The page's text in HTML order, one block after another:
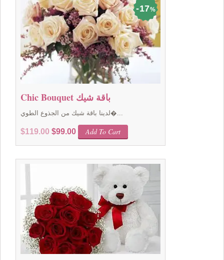
17%
Chic Bouquet باقة شيك
لدينا باقة شيك من الجذوع الطوي�...
$119.00 Original
$119.00.
$99.00Current
price
$99.00.
Add To Cart